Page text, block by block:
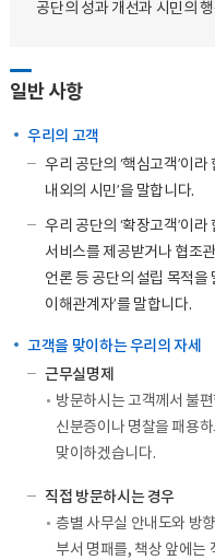
공단의 성과 개선과 시민의
일반 사항
우리의 고객
우리 공단의 ‘핵심고객’이
내외의 시민’을 말합니다.
우리 공단의 ‘확장고객’이
서비스를 제공받거나 협조
언론 등 공단의 설립 목적을
이해관계자’를 말합니다.
고객을 맞이하는 우리의 자세
근무실명제
방문하시는 고객께서 불
신분증이나 명찰을 패용
맞이하겠습니다.
직접 방문하시는 경우
층별 사무실 안내도와 방
부서 명패를, 책상 앞에는